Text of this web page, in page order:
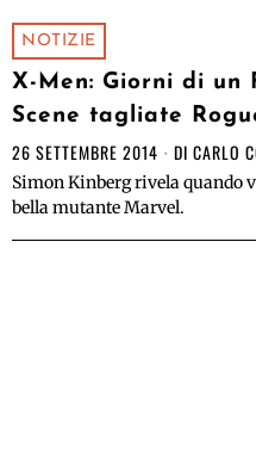
NOTIZIE
X-Men: Giorni di un
Scene tagliate
26 SETTEMBRE 2014 DI CARLO
Simon Kinberg rivela quando
bella mutante Marvel.